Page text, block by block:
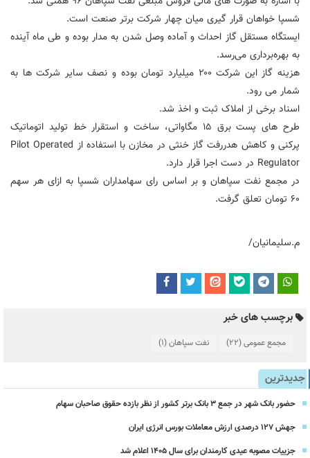
شسپا خواهان قرار گیری میان چهار شرکت برتر صنعت است.
ایستگاه مستقل گاز احداث و آماده وصل شدن به مدار بوده و طی ماه آینده
به بهره‌برداری می‌رسد.
هزینه گاز این شرکت ۲۰۰ میلیارد تومان بوده و نصف سایر شرکت ها به
شمار می رود.
اسناد برخی از املاک ثبت و اخذ شد.
طرح های پست برق ۱۵ مگاواتی، ساخت و استقرار خط تولید اتوماتیک
پرکنی و کاهش هدررفت گاز خنثی در مخازن با استفاده از Pilot Operated
Regulator در دست اجرا قرار دارد.
در مجمع نفت سپاهان و بر اساس رای سهامداران شسپا به ازای هر سهم
۶۰ تومان تعلق گرفت.
م.سلیمانیان/
برچسب های خبر
مجمع عمومی(22) نفت سپاهان(1)
جدیدترین
حضور بانک شهر در جمع ۳ بانک برتر کشور از نظر بازده حقوق صاحبان سهام
جهش ۱۲۷ درصدی ارزش معاملات بورس انرژی ایران
جزییات مصوبه عیدی کارمندان برای سال 1405 اعلام شد